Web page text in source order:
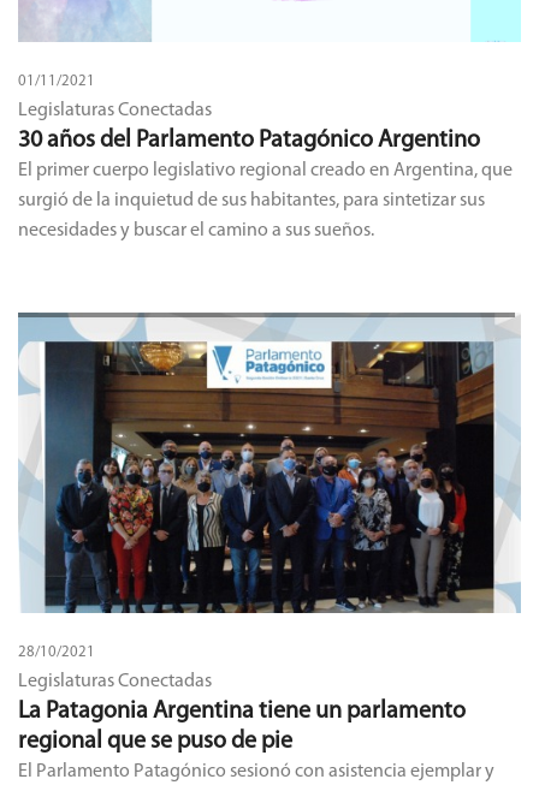
01/11/2021
Legislaturas Conectadas
30 años del Parlamento Patagónico Argentino
El primer cuerpo legislativo regional creado en Argentina, que
surgió de la inquietud de sus habitantes, para sintetizar sus
necesidades y buscar el camino a sus sueños.
28/10/2021
Legislaturas Conectadas
La Patagonia Argentina tiene un parlamento
regional que se puso de pie
El Parlamento Patagónico sesionó con asistencia ejemplar y